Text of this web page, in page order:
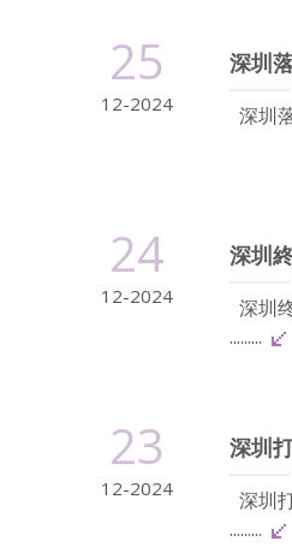
25
12-2024
深圳
深圳
24
12-2024
深圳
深圳
.........
23
12-2024
深圳
深圳
.........